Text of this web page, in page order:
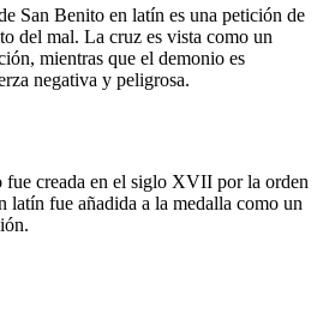
San Benito en latín es una petición de
del mal. La cruz es vista como un
mientras que el demonio es
negativa y peligrosa.
fue creada en el siglo XVII por la orden
latín fue añadida a la medalla como un